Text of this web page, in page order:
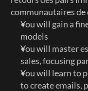
communautaires
You will gain a
models
You will master
sales, focusing
You will learn to
to create emails,